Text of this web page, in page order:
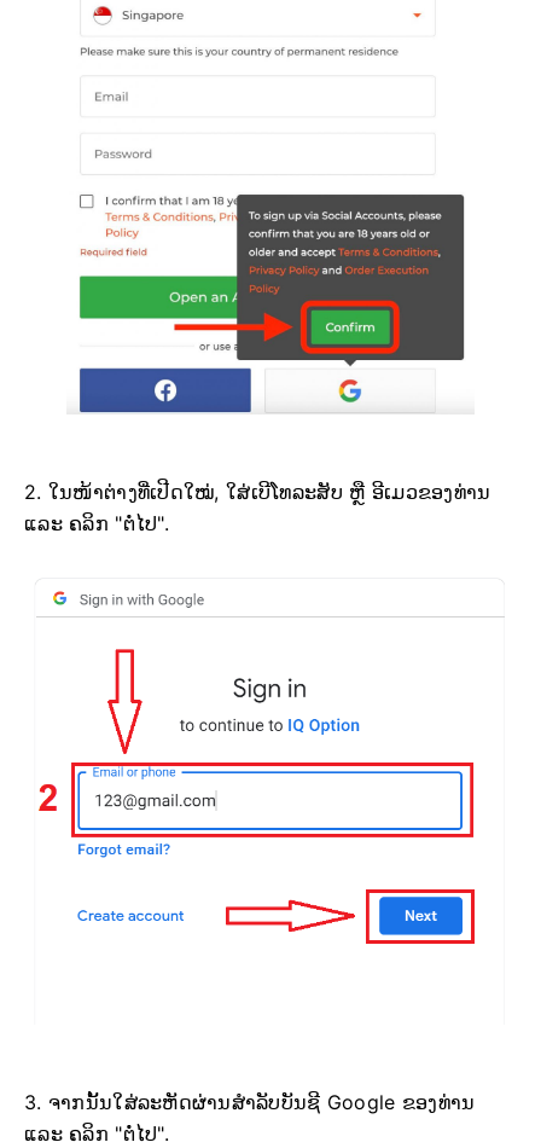
2. ໃນໜ້າຕ່າງທີ່ເປີດໃໝ່, ໃສ່ເບີໂທລະສັບ ຫຼື ອີເມວຂອງທ່ານ
ແລະ ຄລິກ "ຕໍ່ໄປ".
3. ຈາກນັ້ນໃສ່ລະຫັດຜ່ານສຳລັບບັນຊີ Google ຂອງທ່ານ
ແລະ ຄລິກ "ຕໍ່ໄປ".